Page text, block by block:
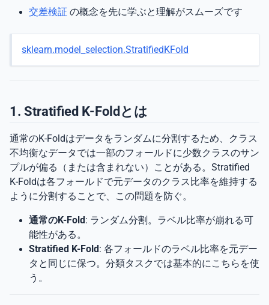
交差検証 の概念を先に学ぶと理解がスムーズです
sklearn.model_selection.StratifiedKFold
1. Stratified K-Foldとは
通常のK-Foldはデータをランダムに分割するため、クラス
不均衡なデータでは一部のフォールドに少数クラスのサン
プルが偏る（または含まれない）ことがある。Stratified
K-Foldは各フォールドで元データのクラス比率を維持する
ように分割することで、この問題を防ぐ。
通常のK-Fold : ランダム分割。ラベル比率が崩れる可
能性がある。
Stratified K-Fold : 各フォールドのラベル比率を元デー
タと同じに保つ。分類タスクでは基本的にこちらを使
う。